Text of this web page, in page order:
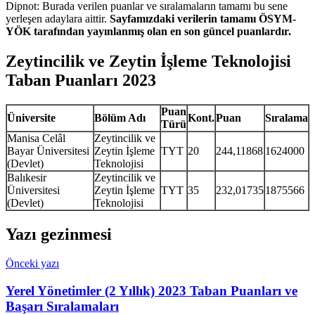
Dipnot: Burada verilen puanlar ve sıralamaların tamamı bu sene
yerleşen adaylara aittir. Sayfamızdaki verilerin tamamı ÖSYM-
YÖK tarafından yayınlanmış olan en son güncel puanlardır.
Zeytincilik ve Zeytin İşleme Teknolojisi
Taban Puanları 2023
Üniversite Bölüm Adı
Puan
Türü
Kont.Puan
Sıralama
Manisa Celâl
Bayar Üniversitesi
(Devlet)
Zeytincilik ve
Zeytin İşleme
Teknolojisi
TYT 20 244,11868 1624000
Balıkesir
Üniversitesi
(Devlet)
Zeytincilik ve
Zeytin İşleme
Teknolojisi
TYT 35 232,017351875566
Yazı gezinmesi
Önceki yazı
Yerel Yönetimler (2 Yıllık) 2023 Taban Puanları ve
Başarı Sıralamaları